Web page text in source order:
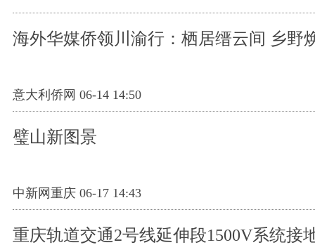
海外华媒侨领川渝行：栖居缙云间 乡野
意大利侨网 06-14 14:50
璧山新图景
中新网重庆 06-17 14:43
重庆轨道交通2号线延伸段1500V系统接